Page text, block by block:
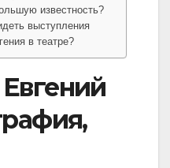
известность?
выступления
в театре?